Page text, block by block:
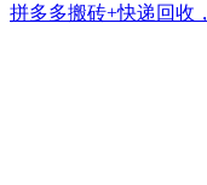
拼多多搬砖+快递回收